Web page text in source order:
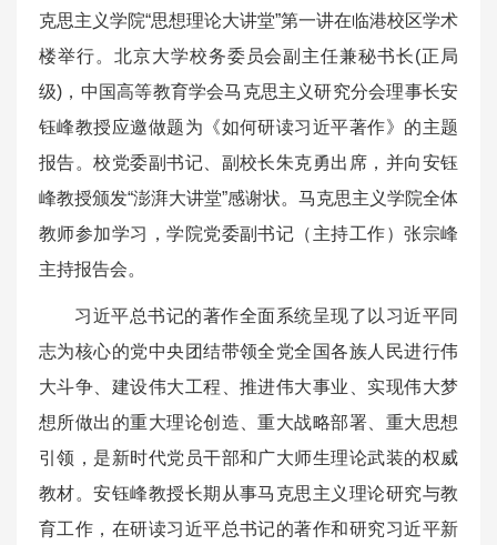
克思主义学院“思想理论大讲堂”第一讲在临港校区学术
楼举行。北京大学校务委员会副主任兼秘书长(正局
级)，中国高等教育学会马克思主义研究分会理事长安
钰峰教授应邀做题为《如何研读习近平著作》的主题
报告。校党委副书记、副校长朱克勇出席，并向安钰
峰教授颁发“澎湃大讲堂”感谢状。马克思主义学院全体
教师参加学习，学院党委副书记（主持工作）张宗峰
主持报告会。
习近平总书记的著作全面系统呈现了以习近平同
志为核心的党中央团结带领全党全国各族人民进行伟
大斗争、建设伟大工程、推进伟大事业、实现伟大梦
想所做出的重大理论创造、重大战略部署、重大思想
引领，是新时代党员干部和广大师生理论武装的权威
教材。安钰峰教授长期从事马克思主义理论研究与教
育工作，在研读习近平总书记的著作和研究习近平新